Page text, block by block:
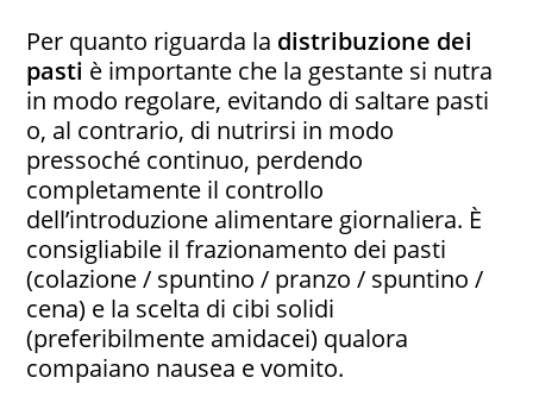
Per quanto riguarda la distribuzione dei
pasti è importante che la gestante si nutra
in modo regolare, evitando di saltare pasti
o, al contrario, di nutrirsi in modo
pressoché continuo, perdendo
completamente il controllo
dell’introduzione alimentare giornaliera. È
consigliabile il frazionamento dei pasti
(colazione / spuntino / pranzo / spuntino /
cena) e la scelta di cibi solidi
(preferibilmente amidacei) qualora
compaiano nausea e vomito.